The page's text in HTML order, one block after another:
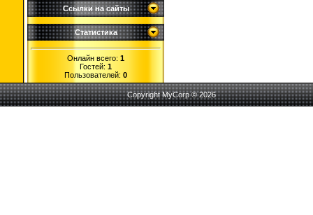
Ссылки на сайты
Статистика
Онлайн всего: 1
Гостей: 1
Пользователей: 0
Copyright MyCorp © 2026